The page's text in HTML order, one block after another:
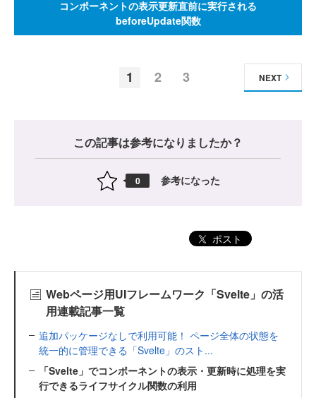
コンポーネントの表示更新直前に実行される
beforeUpdate関数
1 2 3 NEXT
この記事は参考になりましたか？
0 参考になった
ポスト
Webページ用UIフレームワーク「Svelte」の活
用連載記事一覧
追加パッケージなしで利用可能！ ページ全体の状態を
統一的に管理できる「Svelte」のスト...
「Svelte」でコンポーネントの表示・更新時に処理を実
行できるライフサイクル関数の利用